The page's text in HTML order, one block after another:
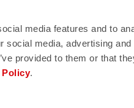
media features and to
social media, advertising and
provided to them or that
Policy.